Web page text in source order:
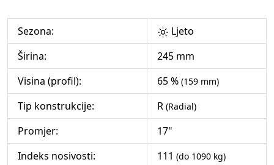
Sezona:
Ljeto
Širina:
245 mm
Visina (profil):
65 % (159 mm)
Tip konstrukcije: R (Radial)
Promjer:
17"
Indeks nosivosti:
111 (do 1090 kg)